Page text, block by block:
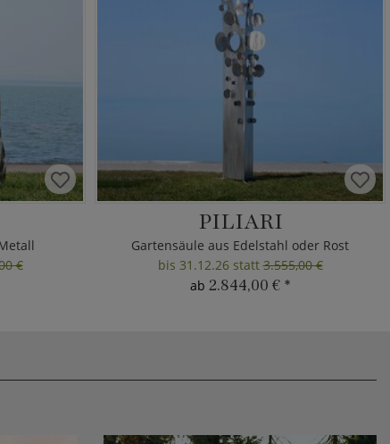
€
PILIARI
Gartensäule aus Edelstahl oder Rost
bis 31.12.26 statt3.555,00 €
ab 2.844,00 € *